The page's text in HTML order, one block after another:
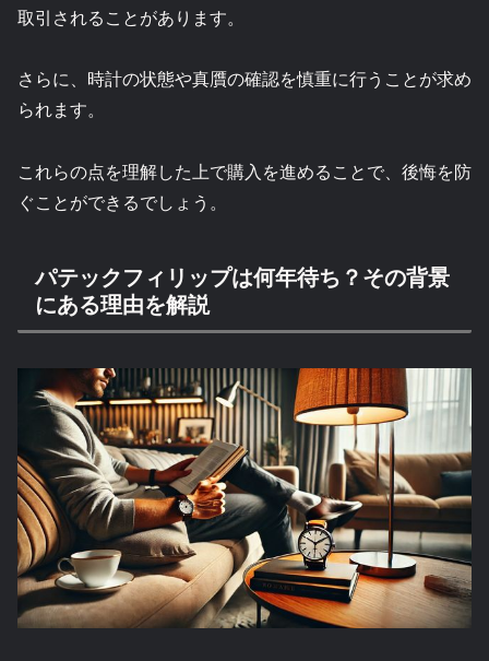
取引されることがあります。
さらに、時計の状態や真贋の確認を慎重に行うことが求め
られます。
これらの点を理解した上で購入を進めることで、後悔を防
ぐことができるでしょう。
パテックフィリップは何年待ち？その背景
にある理由を解説